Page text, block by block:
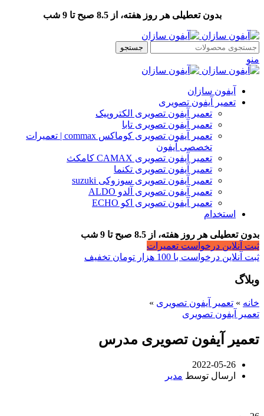
بدون تعطیلی هر روز هفته، از 8.5 صبح تا 9 شب
جستجو
منو
آیفون سازان
تعمیر آیفون تصویری
تعمیر آیفون تصویری الکتروپیک
تعمیر آیفون تصویری تابا
تعمیر آیفون تصویری کوماکس commax | تعمیرات
تخصصی آیفون
تعمیر آیفون تصویری CAMAX کامکث
تعمیر آیفون تصویری تکنما
تعمیر آیفون تصویری سوزوکی suzuki
تعمیر آیفون تصویری آلدو ALDO
تعمیر آیفون تصویری اکو ECHO
استخدام
بدون تعطیلی هر روز هفته، از 8.5 صبح تا 9 شب
ثبت آنلاین درخواست تعمیرات
ثبت آنلاین درخواست با 100 هزار تومان تخفیف
وبلاگ
خانه » تعمیر آیفون تصویری »
تعمیر آیفون تصویری
تعمیر آیفون تصویری مدرس
2022-05-26
ارسال توسط مدیر